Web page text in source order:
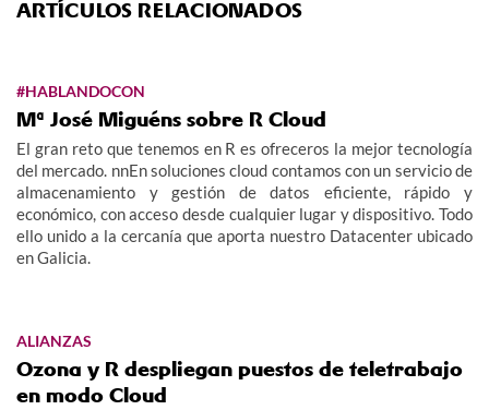
ARTÍCULOS RELACIONADOS
#HABLANDOCON
Mª José Miguéns sobre R Cloud
El gran reto que tenemos en R es ofreceros la mejor tecnología
del mercado. nnEn soluciones cloud contamos con un servicio de
almacenamiento y gestión de datos eficiente, rápido y
económico, con acceso desde cualquier lugar y dispositivo. Todo
ello unido a la cercanía que aporta nuestro Datacenter ubicado
en Galicia.
ALIANZAS
Ozona y R despliegan puestos de teletrabajo
en modo Cloud